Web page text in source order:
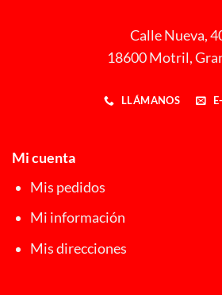
Calle Nueva,
18600 Motril,
LLÁMANOS
Mi cuenta
Mis pedidos
Mi información
Mis direcciones